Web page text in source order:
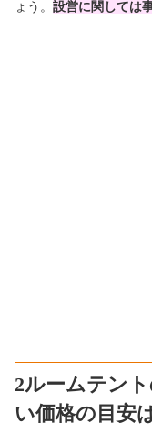
ょう。 設営に関しては
2ルームテン
い価格の目安